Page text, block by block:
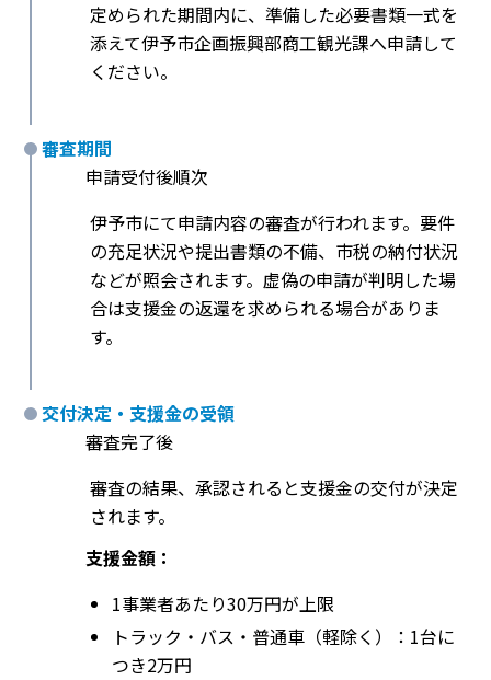
定められた期間内に、準備した必要書類一式を
添えて伊予市企画振興部商工観光課へ申請して
ください。
審査期間
申請受付後順次
伊予市にて申請内容の審査が行われます。要件
の充足状況や提出書類の不備、市税の納付状況
などが照会されます。虚偽の申請が判明した場
合は支援金の返還を求められる場合がありま
す。
交付決定・支援金の受領
審査完了後
審査の結果、承認されると支援金の交付が決定
されます。
支援金額：
1事業者あたり30万円が上限
トラック・バス・普通車（軽除く）：1台に
つき2万円